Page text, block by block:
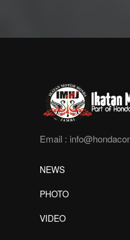
Email :
NEWS
PHOTO
VIDEO